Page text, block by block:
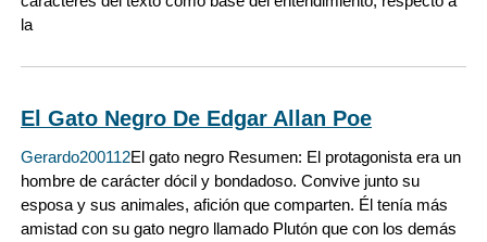
la
El Gato Negro De Edgar Allan Poe
Gerardo200112El gato negro Resumen: El protagonista era un
hombre de carácter dócil y bondadoso. Convive junto su
esposa y sus animales, afición que comparten. Él tenía más
amistad con su gato negro llamado Plutón que con los demás